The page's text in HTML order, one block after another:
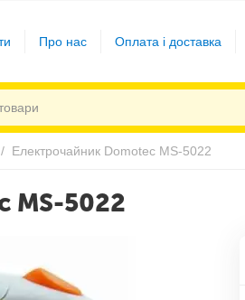
Про нас Оплата і доставка
/ Електрочайник Domotec MS-5022
MS-5022